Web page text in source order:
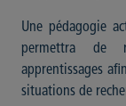
Une pédagogie
permettra de
apprentissages
situations de